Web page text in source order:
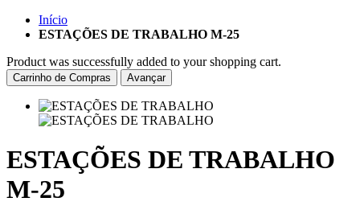
Início
ESTAÇÕES DE TRABALHO M-25
Product was successfully added to your shopping cart.
Carrinho de Compras Avançar
ESTAÇÕES DE TRABALHO
M-25